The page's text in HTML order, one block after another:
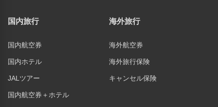
国内旅行
国内航空券
国内ホテル
JALツアー
国内航空券＋ホテル
海外旅行
海外航空券
海外旅行保険
キャンセル保険